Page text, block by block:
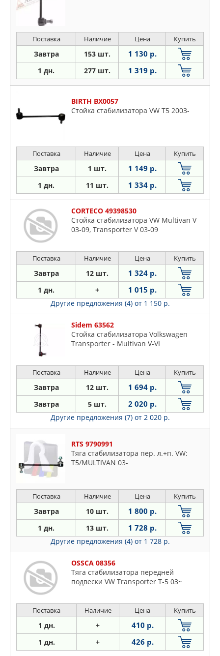
Поставка Наличие Цена Купить
Завтра 153 шт. 1 130 р.
1 дн. 277 шт. 1 319 р.
BIRTH BX0057
Стойка стабилизатора VW T5 2003-
Поставка Наличие Цена Купить
Завтра 1 шт. 1 149 р.
1 дн. 11 шт. 1 334 р.
CORTECO 49398530
Стойка стабилизатора VW Multivan V
03-09, Transporter V 03-09
Поставка Наличие Цена Купить
Завтра 12 шт. 1 324 р.
1 дн. + 1 015 р.
Другие предложения (4) от 1 150 р.
Sidem 63562
Стойка стабилизатора Volkswagen
Transporter - Multivan V-VI
Поставка Наличие Цена Купить
Завтра 12 шт. 1 694 р.
Завтра 5 шт. 2 020 р.
Другие предложения (7) от 2 020 р.
RTS 9790991
Тяга стабилизатора пер. л.+п. VW:
T5/MULTIVAN 03-
Поставка Наличие Цена Купить
Завтра 10 шт. 1 800 р.
1 дн. 13 шт. 1 728 р.
Другие предложения (4) от 1 728 р.
OSSCA 08356
Тяга стабилизатора передней
подвески VW Transporter T-5 03~
Поставка Наличие Цена Купить
1 дн. + 410 р.
1 дн. + 426 р.